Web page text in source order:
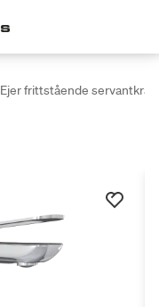
Ejer frittstående servantkran